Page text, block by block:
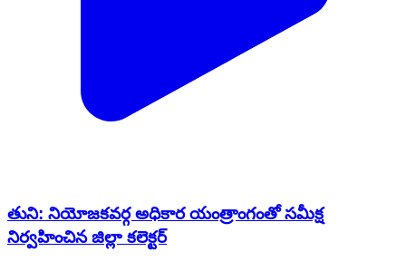
తుని: నియోజకవర్గ అధికార యంత్రాంగంతో సమీక్ష
నిర్వహించిన జిల్లా కలెక్టర్